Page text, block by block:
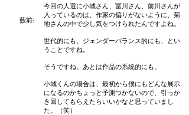
今回の人選に小城さん、冨川さん、前川さんが
入っているのは、作家の偏りがないように、菊
地さんの中で少し気をつけられたんですよね。
世代的にも、ジェンダーバランス的にも、とい
うことですね。
そうですね。あとは作品の系統的にも。
小城くんの場合は、最初から僕にもどんな展示
になるのかちょっと予測つかないので、引っか
き回してもらえたらいいかなと思っていまし
た。（笑）
藪前: